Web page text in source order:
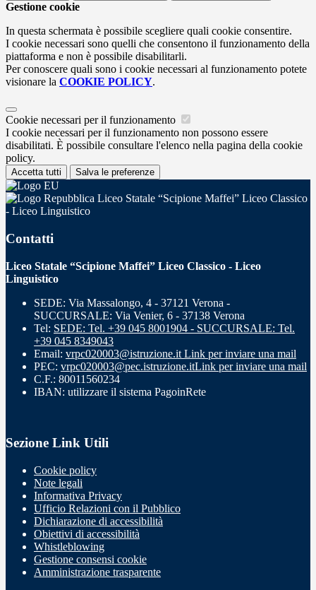
Gestione cookie
In questa schermata è possibile scegliere quali cookie consentire.
I cookie necessari sono quelli che consentono il funzionamento della
piattaforma e non è possibile disabilitarli.
Per conoscere quali sono i cookie necessari al funzionamento potete
visionare la COOKIE POLICY.
Cookie necessari per il funzionamento
I cookie necessari per il funzionamento non possono essere
disabilitati. È possibile consultare l'elenco nella pagina della cookie
policy.
Accetta tutti Salva le preferenze
Liceo Statale “Scipione Maffei” Liceo Classico
- Liceo Linguistico
Contatti
Liceo Statale “Scipione Maffei” Liceo Classico - Liceo
Linguistico
SEDE: Via Massalongo, 4 - 37121 Verona -
SUCCURSALE: Via Venier, 6 - 37138 Verona
Tel: SEDE: Tel. +39 045 8001904 - SUCCURSALE: Tel.
+39 045 8349043
Email: vrpc020003@istruzione.it Link per inviare una mail
PEC: vrpc020003@pec.istruzione.itLink per inviare una mail
C.F.: 80011560234
IBAN: utilizzare il sistema PagoinRete
Sezione Link Utili
Cookie policy
Note legali
Informativa Privacy
Ufficio Relazioni con il Pubblico
Dichiarazione di accessibilità
Obiettivi di accessibilità
Whistleblowing
Gestione consensi cookie
Amministrazione trasparente